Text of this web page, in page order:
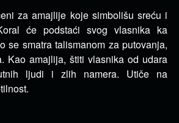
za amajlije koje simbolišu sreću i
će podstaći svog vlasnika ka
se smatra talismanom za putovanja,
Kao amajlija, štiti vlasnika od udara
ljudi i zlih namera. Utiče na